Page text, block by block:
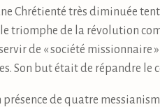
Chrétienté très diminuée
triomphe de la révolution
de « société
Son but était de répandre le
présence de quatre